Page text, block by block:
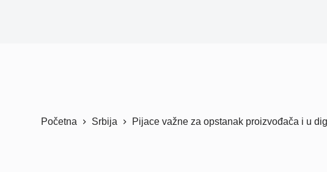
Početna Srbija Pijace važne za opstanak proizvođača i u